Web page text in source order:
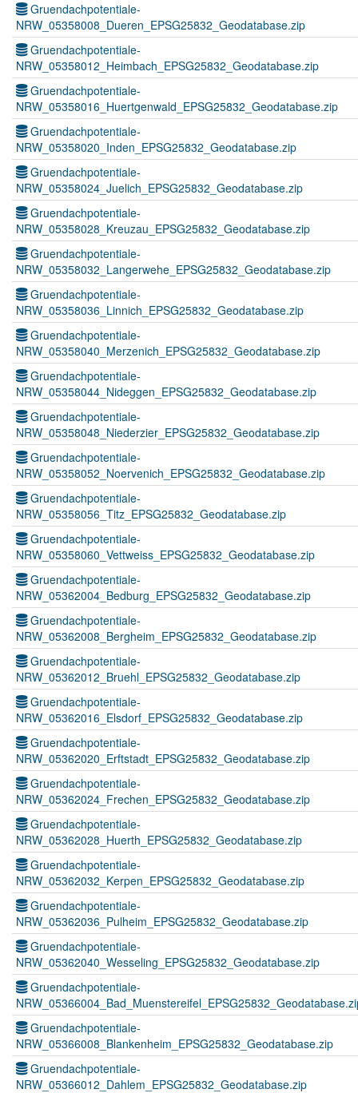
Gruendachpotentiale-
NRW_05358008_Dueren_EPSG25832_Geodatabase.zip
Gruendachpotentiale-
NRW_05358012_Heimbach_EPSG25832_Geodatabase.zip
Gruendachpotentiale-
NRW_05358016_Huertgenwald_EPSG25832_Geodatabase.zip
Gruendachpotentiale-
NRW_05358020_Inden_EPSG25832_Geodatabase.zip
Gruendachpotentiale-
NRW_05358024_Juelich_EPSG25832_Geodatabase.zip
Gruendachpotentiale-
NRW_05358028_Kreuzau_EPSG25832_Geodatabase.zip
Gruendachpotentiale-
NRW_05358032_Langerwehe_EPSG25832_Geodatabase.zip
Gruendachpotentiale-
NRW_05358036_Linnich_EPSG25832_Geodatabase.zip
Gruendachpotentiale-
NRW_05358040_Merzenich_EPSG25832_Geodatabase.zip
Gruendachpotentiale-
NRW_05358044_Nideggen_EPSG25832_Geodatabase.zip
Gruendachpotentiale-
NRW_05358048_Niederzier_EPSG25832_Geodatabase.zip
Gruendachpotentiale-
NRW_05358052_Noervenich_EPSG25832_Geodatabase.zip
Gruendachpotentiale-
NRW_05358056_Titz_EPSG25832_Geodatabase.zip
Gruendachpotentiale-
NRW_05358060_Vettweiss_EPSG25832_Geodatabase.zip
Gruendachpotentiale-
NRW_05362004_Bedburg_EPSG25832_Geodatabase.zip
Gruendachpotentiale-
NRW_05362008_Bergheim_EPSG25832_Geodatabase.zip
Gruendachpotentiale-
NRW_05362012_Bruehl_EPSG25832_Geodatabase.zip
Gruendachpotentiale-
NRW_05362016_Elsdorf_EPSG25832_Geodatabase.zip
Gruendachpotentiale-
NRW_05362020_Erftstadt_EPSG25832_Geodatabase.zip
Gruendachpotentiale-
NRW_05362024_Frechen_EPSG25832_Geodatabase.zip
Gruendachpotentiale-
NRW_05362028_Huerth_EPSG25832_Geodatabase.zip
Gruendachpotentiale-
NRW_05362032_Kerpen_EPSG25832_Geodatabase.zip
Gruendachpotentiale-
NRW_05362036_Pulheim_EPSG25832_Geodatabase.zip
Gruendachpotentiale-
NRW_05362040_Wesseling_EPSG25832_Geodatabase.zip
Gruendachpotentiale-
Gruendachpotentiale-
NRW_05366008_Blankenheim_EPSG25832_Geodatabase.zip
Gruendachpotentiale-
NRW_05366012_Dahlem_EPSG25832_Geodatabase.zip